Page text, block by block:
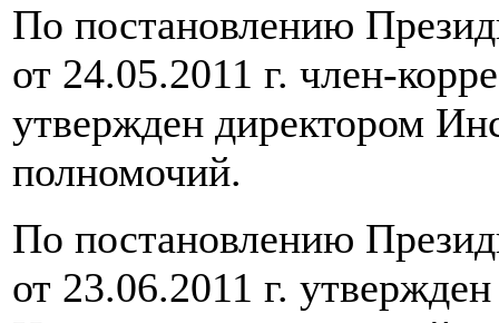
По постановлению
от 24.05.2011 г. член-
утвержден директором
полномочий.
По постановлению
от 23.06.2011 г.